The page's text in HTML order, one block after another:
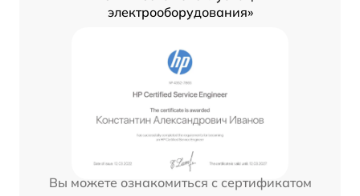
электрооборудования»
Вы можете ознакомиться с сертификатом